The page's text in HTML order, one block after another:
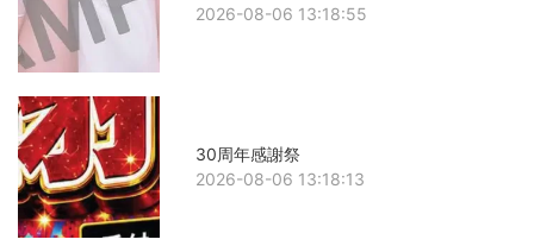
2026-08-06 13:18:55
30周年感謝祭
2026-08-06 13:18:13